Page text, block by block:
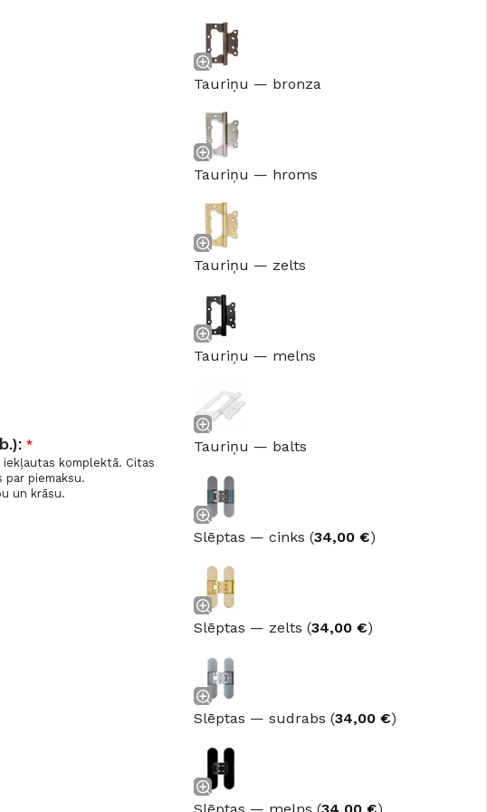
Grīdas segumi
Skatīt
GRĪDAS SEGUMI
JAUNUMS!
Parketa grīdas
Vinila grīdas
*
iekļautas komplektā. Citas
par piemaksu.
un krāsu.
Tauriņu — bronza
Tauriņu — hroms
Tauriņu — zelts
Tauriņu — melns
Tauriņu — balts
Slēptas — cinks (34,00 €)
Slēptas — zelts (34,00 €)
Slēptas — sudrabs (34,00 €)
Slēptas — melns (34,00 €)